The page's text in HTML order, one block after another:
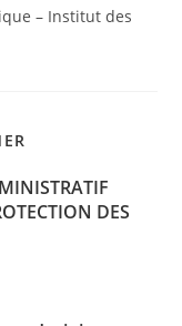
– Institut des
DES